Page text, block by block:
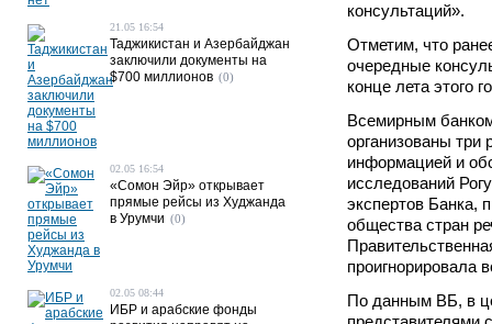
консультаций».
Отметим, что
очередные
конце лета этого
Всемирным
организованы три
информацией и
исследований
экспертов Банка,
общества стран
проигнорировала
По данным ВБ, в
21.05 16:54
Таджикистан и Азербайджан
заключили документы на
$700 миллионов (0)
02.05 16:54
«Сомон Эйр» открывает
прямые рейсы из Худжанда
в Урумчи (0)
02.05 08:44
ИБР и арабские фонды